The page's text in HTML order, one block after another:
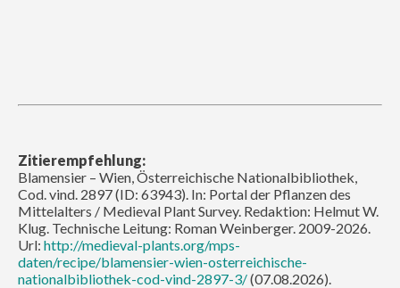
Zitierempfehlung:
Blamensier – Wien, Österreichische Nationalbibliothek,
Cod. vind. 2897 (ID: 63943). In: Portal der Pflanzen des
Mittelalters / Medieval Plant Survey. Redaktion: Helmut W.
Klug. Technische Leitung: Roman Weinberger. 2009-2026.
Url: http://medieval-plants.org/mps-
daten/recipe/blamensier-wien-osterreichische-
nationalbibliothek-cod-vind-2897-3/(07.08.2026).